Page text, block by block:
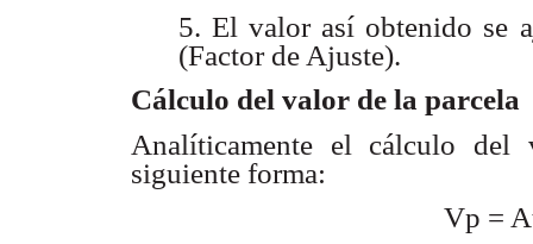
5. El valor así obtenido se
(Factor de Ajuste).
Cálculo del valor de la parcela
Analíticamente el cálculo
siguiente forma:
Vp =